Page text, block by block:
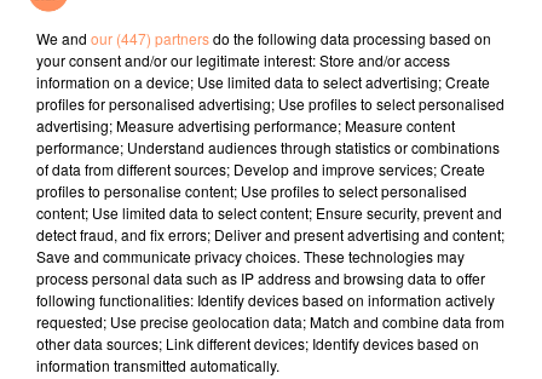
Sur Radio Star
l'horoscope
Bélier Taureau Gémeaux
We and our (447) partnersdo the following data processing based on
your consent and/or our legitimate interest: Store and/or access
information on a device; Use limited data to select advertising; Create
profiles for personalised advertising; Use profiles to select personalised
advertising; Measure advertising performance; Measure content
performance; Understand audiences through statistics or combinations
of data from different sources; Develop and improve services; Create
profiles to personalise content; Use profiles to select personalised
content; Use limited data to select content; Ensure security, prevent and
detect fraud, and fix errors; Deliver and present advertising and content;
Save and communicate privacy choices. These technologies may
process personal data such as IP address and browsing data to offer
following functionalities: Identify devices based on information actively
requested; Use precise geolocation data; Match and combine data from
other data sources; Link different devices; Identify devices based on
information transmitted automatically.